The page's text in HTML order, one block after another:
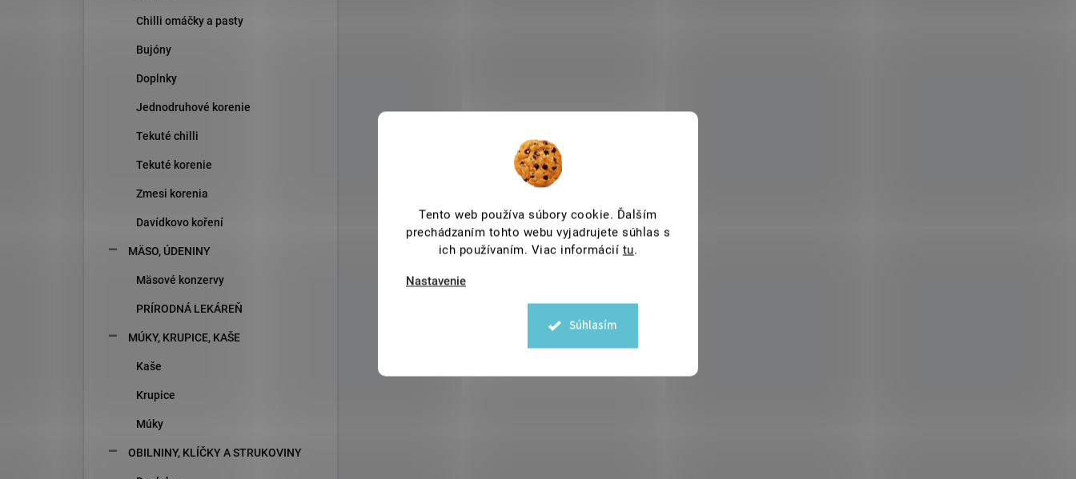
Tento web používa súbory cookie. Ďalším
prechádzaním tohto webu vyjadrujete súhlas s
ich používaním. Viac informácií tu.
Nastavenie
Súhlasím
Chilli omáčky a pasty
Bujóny
Doplnky
Jednodruhové korenie
Tekuté chilli
Tekuté korenie
Zmesi korenia
Davídkovo koření
MÄSO, ÚDENINY
Mäsové konzervy
PRÍRODNÁ LEKÁREŇ
MÚKY, KRUPICE, KAŠE
Kaše
Krupice
Múky
OBILNINY, KLÍČKY A STRUKOVINY